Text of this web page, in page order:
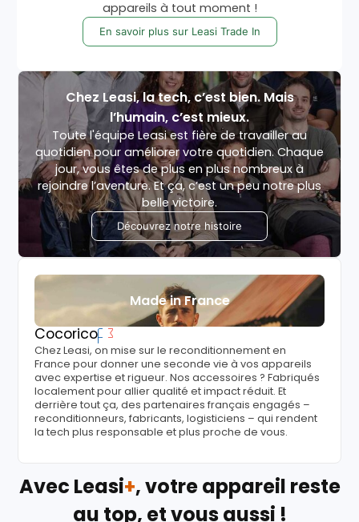
appareils à tout moment !
En savoir plus sur Leasi Trade In
Chez Leasi, la tech, c’est bien. Mais
l’humain, c’est mieux.
Toute l'équipe Leasi est fière de travailler au
quotidien pour améliorer votre quotidien. Chaque
jour, vous êtes de plus en plus nombreux à
rejoindre l’aventure. Et ça, c’est un peu notre plus
belle victoire.
Découvrez notre histoire
Made in France
Cocorico
Chez Leasi, on mise sur le reconditionnement en
France pour donner une seconde vie à vos appareils
avec expertise et rigueur. Nos accessoires ? Fabriqués
localement pour allier qualité et impact réduit. Et
derrière tout ça, des partenaires français engagés –
reconditionneurs, fabricants, logisticiens – qui rendent
la tech plus responsable et plus proche de vous.
Avec Leasi+, votre appareil reste
au top, et vous aussi !